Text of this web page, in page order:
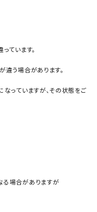
ています。
違う場合があります。
っていますが、その状態をご
場合がありますが